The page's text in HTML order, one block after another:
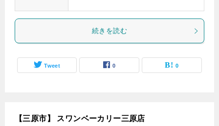
続きを読む
Tweet 0 0
【三原市】 スワンベーカリー三原店